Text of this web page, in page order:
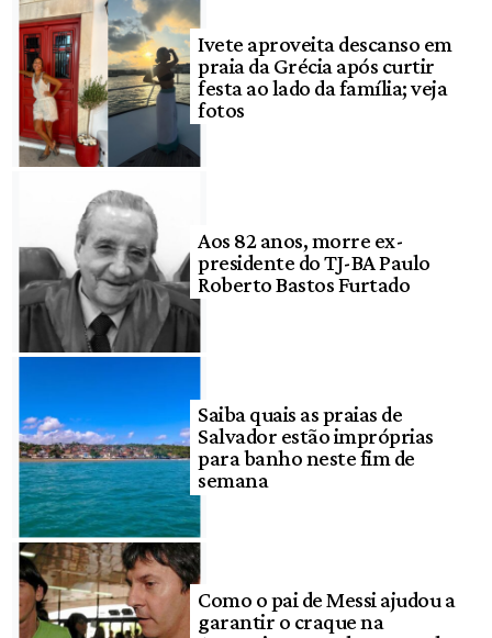
Ivete aproveita descanso em
praia da Grécia após curtir
festa ao lado da família; veja
fotos
Aos 82 anos, morre ex-
presidente do TJ-BA Paulo
Roberto Bastos Furtado
Saiba quais as praias de
Salvador estão impróprias
para banho neste fim de
semana
Como o pai de Messi ajudou a
garantir o craque na